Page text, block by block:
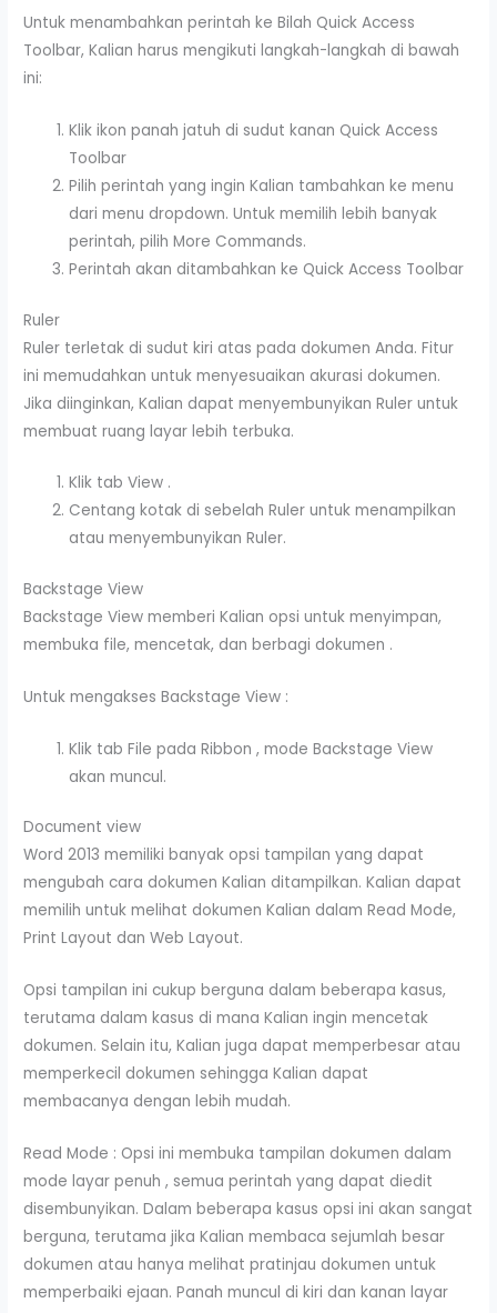
Untuk menambahkan perintah ke Bilah Quick Access
Toolbar, Kalian harus mengikuti langkah-langkah di bawah
ini:
Klik ikon panah jatuh di sudut kanan Quick Access
Toolbar
Pilih perintah yang ingin Kalian tambahkan ke menu
dari menu dropdown. Untuk memilih lebih banyak
perintah, pilih More Commands.
Perintah akan ditambahkan ke Quick Access Toolbar
Ruler
Ruler terletak di sudut kiri atas pada dokumen Anda. Fitur
ini memudahkan untuk menyesuaikan akurasi dokumen.
Jika diinginkan, Kalian dapat menyembunyikan Ruler untuk
membuat ruang layar lebih terbuka.
Klik tab View .
Centang kotak di sebelah Ruler untuk menampilkan
atau menyembunyikan Ruler.
Backstage View
Backstage View memberi Kalian opsi untuk menyimpan,
membuka file, mencetak, dan berbagi dokumen .
Untuk mengakses Backstage View :
Klik tab File pada Ribbon , mode Backstage View
akan muncul.
Document view
Word 2013 memiliki banyak opsi tampilan yang dapat
mengubah cara dokumen Kalian ditampilkan. Kalian dapat
memilih untuk melihat dokumen Kalian dalam Read Mode,
Print Layout dan Web Layout.
Opsi tampilan ini cukup berguna dalam beberapa kasus,
terutama dalam kasus di mana Kalian ingin mencetak
dokumen. Selain itu, Kalian juga dapat memperbesar atau
memperkecil dokumen sehingga Kalian dapat
membacanya dengan lebih mudah.
Read Mode : Opsi ini membuka tampilan dokumen dalam
mode layar penuh , semua perintah yang dapat diedit
disembunyikan. Dalam beberapa kasus opsi ini akan sangat
berguna, terutama jika Kalian membaca sejumlah besar
dokumen atau hanya melihat pratinjau dokumen untuk
memperbaiki ejaan. Panah muncul di kiri dan kanan layar